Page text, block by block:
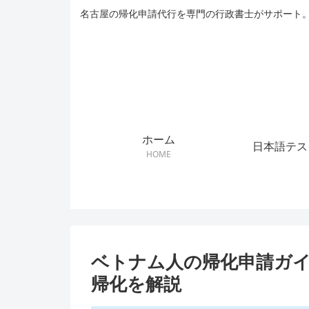
名古屋の帰化申請代行を専門の行政書士がサポー
ホーム
HOME
日本語テ
ベトナム人の帰化申請ガ
帰化を解説